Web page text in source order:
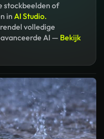
stockbeelden of
in AI Studio.
volledige
AI — Bekijk